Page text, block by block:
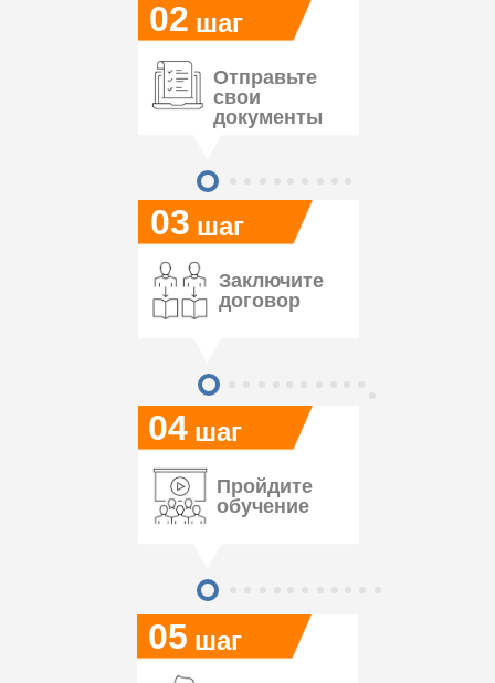
05
04
03
02 шаг
шаг
шаг
шаг
Отправьте
свои
документы
Заключите
договор
Пройдите
обучение